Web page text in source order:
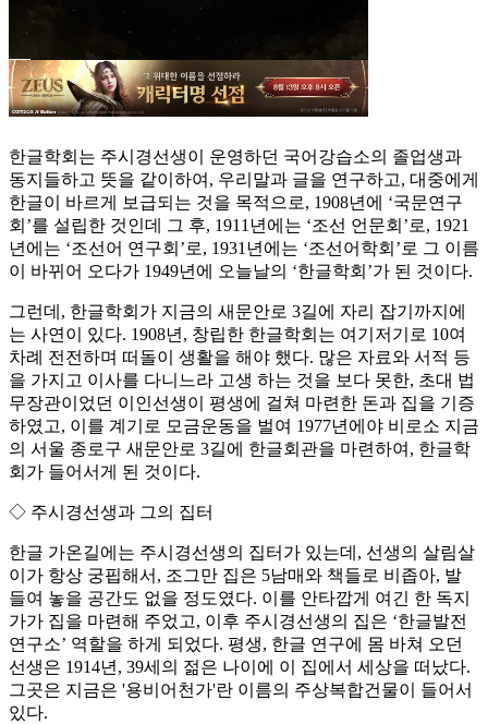
한글학회는 주시경선생이 운영하던 국어강습소의 졸업생과
동지들하고 뜻을 같이하여, 우리말과 글을 연구하고, 대중에게
한글이 바르게 보급되는 것을 목적으로, 1908년에 ‘국문연구
회’를 설립한 것인데 그 후, 1911년에는 ‘조선 언문회’로, 1921
년에는 ‘조선어 연구회’로, 1931년에는 ‘조선어학회’로 그 이름
이 바뀌어 오다가 1949년에 오늘날의 ‘한글학회’가 된 것이다.
그런데, 한글학회가 지금의 새문안로 3길에 자리 잡기까지에
는 사연이 있다. 1908년, 창립한 한글학회는 여기저기로 10여
차례 전전하며 떠돌이 생활을 해야 했다. 많은 자료와 서적 등
을 가지고 이사를 다니느라 고생 하는 것을 보다 못한, 초대 법
무장관이었던 이인선생이 평생에 걸쳐 마련한 돈과 집을 기증
하였고, 이를 계기로 모금운동을 벌여 1977년에야 비로소 지금
의 서울 종로구 새문안로 3길에 한글회관을 마련하여, 한글학
회가 들어서게 된 것이다.
◇ 주시경선생과 그의 집터
한글 가온길에는 주시경선생의 집터가 있는데, 선생의 살림살
이가 항상 궁핍해서, 조그만 집은 5남매와 책들로 비좁아, 발
들여 놓을 공간도 없을 정도였다. 이를 안타깝게 여긴 한 독지
가가 집을 마련해 주었고, 이후 주시경선생의 집은 ‘한글발전
연구소’ 역할을 하게 되었다. 평생, 한글 연구에 몸 바쳐 오던
선생은 1914년, 39세의 젊은 나이에 이 집에서 세상을 떠났다.
그곳은 지금은 '용비어천가'란 이름의 주상복합건물이 들어서
있다.